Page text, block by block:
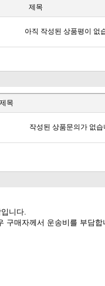
제목
아직 작성된 상품평이 없
제목
작성된 상품문의가 없습
니다.
구매자께서 운송비를 부담합